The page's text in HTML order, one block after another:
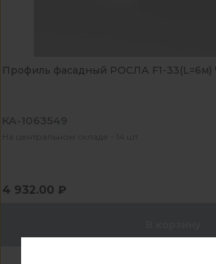
Профиль фасадный РОСЛА F1-33(L=6м)
КА-1063549
На центральном складе - 14 шт
4 932.00 ₽